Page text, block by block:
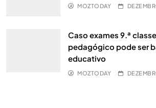
MOZTODAY
Caso exames 9.ª
pedagógico pode ser
educativo
MOZTODAY
Matola: Revitalizar